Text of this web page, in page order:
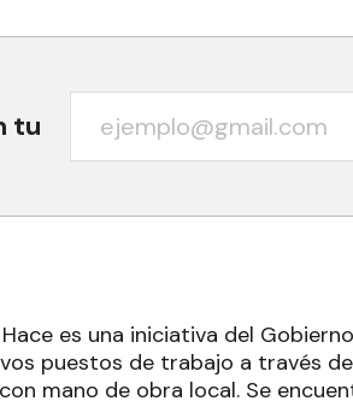
tu
es una iniciativa del
puestos de trabajo a través
mano de obra local. Se